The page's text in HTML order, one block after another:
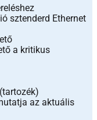
sztenderd Ethernet
a kritikus
az aktuális